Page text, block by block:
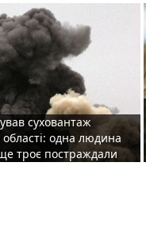
суховантаж
області: одна людина
троє постраждали